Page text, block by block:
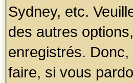
Sydney, etc.
des autres
enregistrés.
faire, si vous